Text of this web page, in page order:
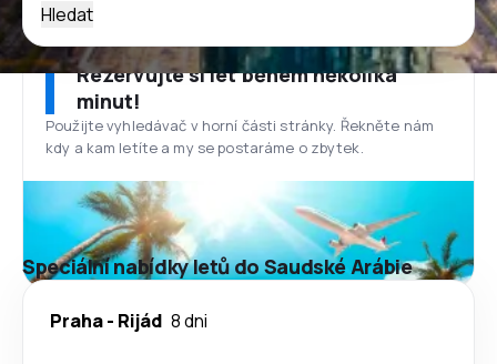
Hledat
Rezervujte si let během několika
minut!
Použijte vyhledávač v horní části stránky. Řekněte nám
kdy a kam letíte a my se postaráme o zbytek.
Speciální nabídky letů do Saudské Arábie
Praha- Rijád 8 dni